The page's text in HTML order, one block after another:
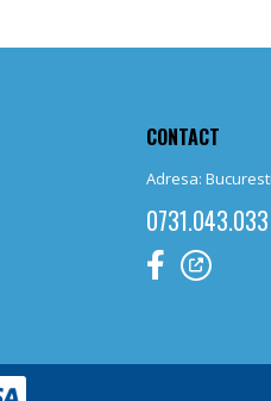
CONTACT
Adresa:
0731.043.033